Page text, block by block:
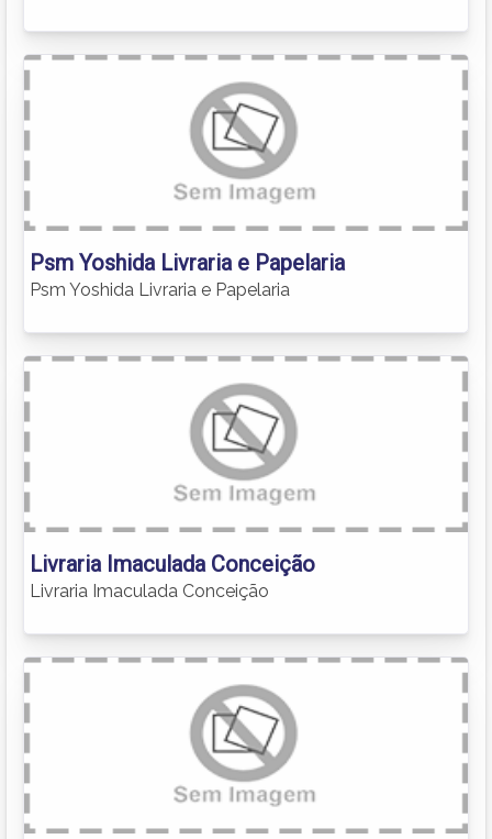
Psm Yoshida Livraria e Papelaria
Psm Yoshida Livraria e Papelaria
Livraria Imaculada Conceição
Livraria Imaculada Conceição